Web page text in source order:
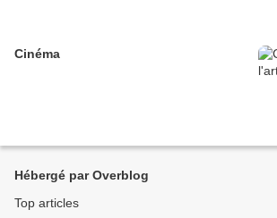
Cinéma
Hébergé par Overblog
Top articles